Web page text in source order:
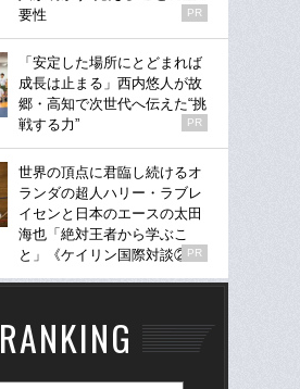
要性
PR
「安定した場所にとどまれば
成長は止まる」西内悠人が故
郷・高知で次世代へ伝えた“挑
戦する力”
PR
世界の頂点に君臨し続けるオ
ランダの超人ハリー・ラブレ
イセンと日本のエースの太田
海也「絶対王者から学ぶこ
と」《ケイリン国際対談②》
PR
RANKING